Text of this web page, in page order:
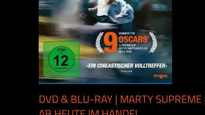
DVD & BLU-RAY | MARTY SUPREME